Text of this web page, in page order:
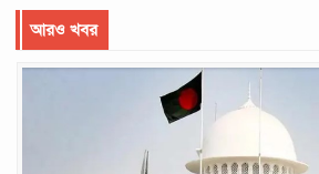
আরও খবর